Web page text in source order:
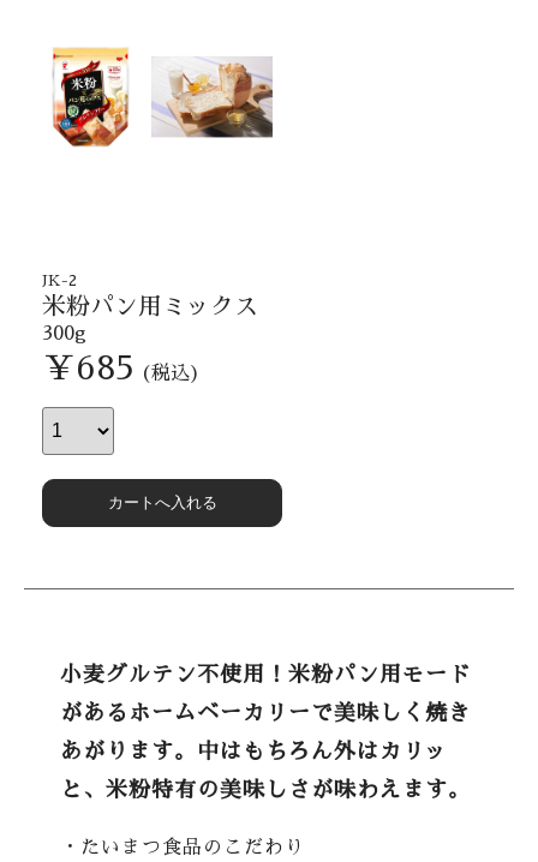
JK-2
米粉パン用ミックス
300g
￥685 (税込)
小麦グルテン不使用！米粉パン用モード
があるホームベーカリーで美味しく焼き
あがります。中はもちろん外はカリッ
と、米粉特有の美味しさが味わえます。
・たいまつ食品のこだわり